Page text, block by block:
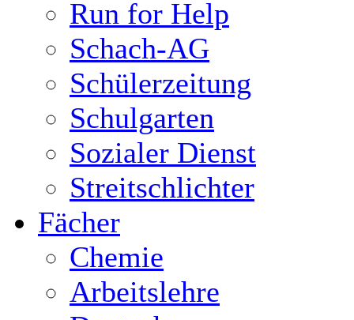
Run for Help
Schach-AG
Schülerzeitung
Schulgarten
Sozialer Dienst
Streitschlichter
Fächer
Chemie
Arbeitslehre